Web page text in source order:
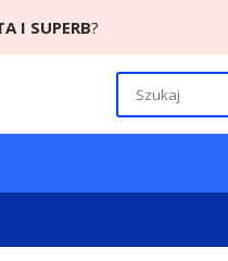
I SUPERB?